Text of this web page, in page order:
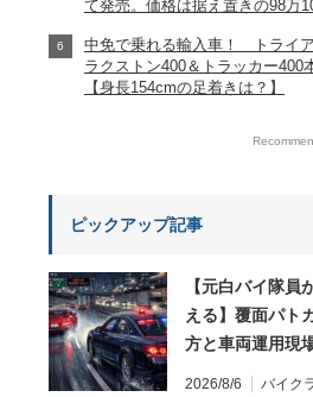
て発売。価格は据え置きの98万
中免で乗れる輸入車！ トライ
ラクストン400＆トラッカー400
【身長154cmの足着きは？】
ピックアップ記事
【元白バイ隊員
える】覆面パト
方と車両運用現
2026/8/6 バイク